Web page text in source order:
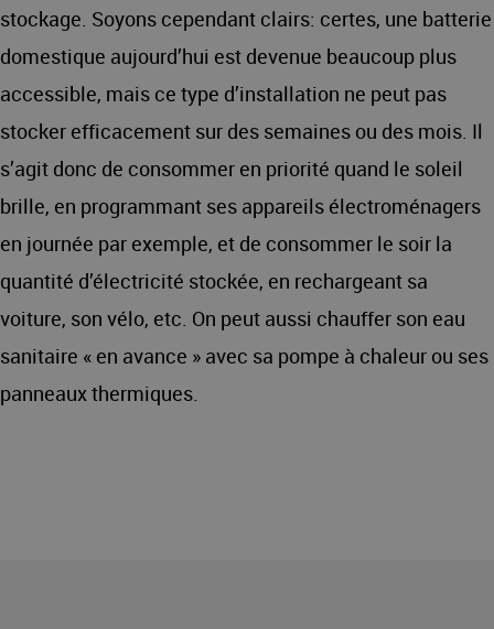
stockage. Soyons cependant clairs: certes, une batterie
domestique aujourd’hui est devenue beaucoup plus
accessible, mais ce type d’installation ne peut pas
stocker efficacement sur des semaines ou des mois. Il
s’agit donc de consommer en priorité quand le soleil
brille, en programmant ses appareils électroménagers
en journée par exemple, et de consommer le soir la
quantité d’électricité stockée, en rechargeant sa
voiture, son vélo, etc. On peut aussi chauffer son eau
sanitaire « en avance » avec sa pompe à chaleur ou ses
panneaux thermiques.